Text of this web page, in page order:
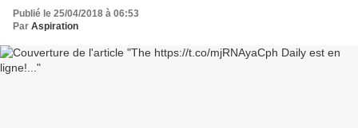
Publié le 25/04/2018 à 06:53
Par Aspiration